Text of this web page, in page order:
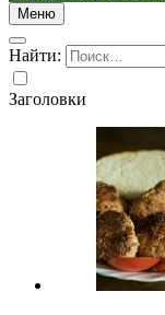
Меню
Найти:
Заголовки